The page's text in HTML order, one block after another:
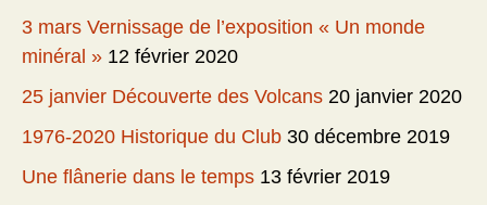
3 mars Vernissage de l’exposition « Un monde
minéral » 12 février 2020
25 janvier Découverte des Volcans 20 janvier 2020
1976-2020 Historique du Club 30 décembre 2019
Une flânerie dans le temps 13 février 2019